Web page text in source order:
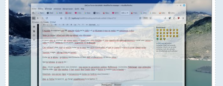
MPV_ARGS+=("$URL")
mpv "${MPV_ARGS[@]}" &
MPV_PID=$!
sleep 3
# Récupérer l’ID de la fenêtre (optionnel ici, devilspie
WIN_ID=$(xdotool search --name "$MPV_TITLE" | head -n 1)